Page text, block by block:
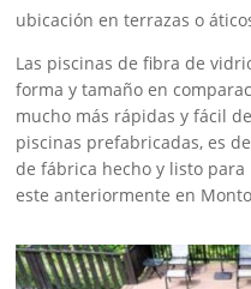
ubicación en terrazas o
Las piscinas de fibra de
forma y tamaño en
mucho más rápidas y fácil
piscinas prefabricadas, es
de fábrica hecho y listo
este anteriormente en